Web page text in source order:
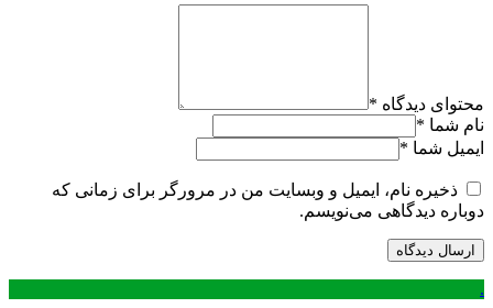
محتوای دیدگاه *
نام شما *
ایمیل شما *
ذخیره نام، ایمیل و وبسایت من در مرورگر برای زمانی که
دوباره دیدگاهی می‌نویسم.
.